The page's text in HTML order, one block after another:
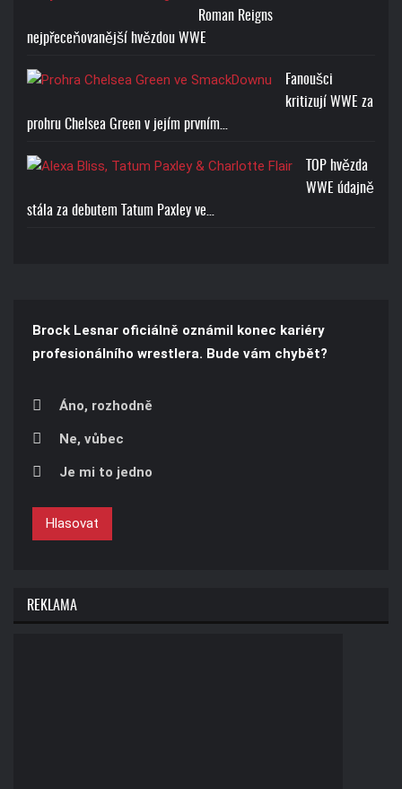
Roman Reigns
nejpřeceňovanější hvězdou WWE
Fanoušci
kritizují WWE za
prohru Chelsea Green v jejím prvním…
TOP hvězda
WWE údajně
stála za debutem Tatum Paxley ve…
Brock Lesnar oficiálně oznámil konec kariéry
profesionálního wrestlera. Bude vám chybět?
Áno, rozhodně
Ne, vůbec
Je mi to jedno
Hlasovat
REKLAMA